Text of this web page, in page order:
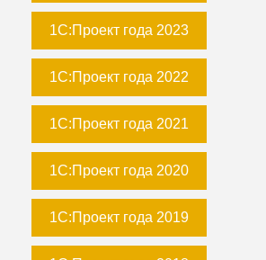
1С:Проект года 2023
1С:Проект года 2022
1С:Проект года 2021
1С:Проект года 2020
1С:Проект года 2019